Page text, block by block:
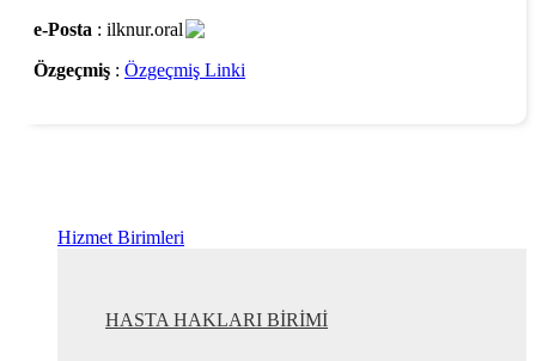
e-Posta : ilknur.oral
Özgeçmiş : Özgeçmiş Linki
Hizmet Birimleri
HASTA HAKLARI BİRİMİ